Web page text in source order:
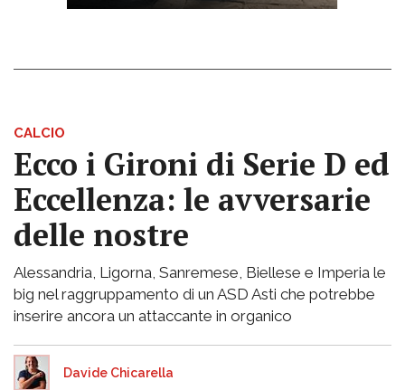
CALCIO
Ecco i Gironi di Serie D ed
Eccellenza: le avversarie
delle nostre
Alessandria, Ligorna, Sanremese, Biellese e Imperia le
big nel raggruppamento di un ASD Asti che potrebbe
inserire ancora un attaccante in organico
Davide Chicarella